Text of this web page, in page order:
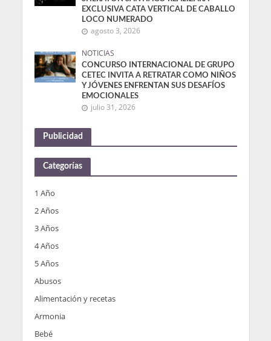
EXCLUSIVA CATA VERTICAL DE CABALLO
LOCO NUMERADO
agosto 3, 2026
NOTICIAS
CONCURSO INTERNACIONAL DE GRUPO
CETEC INVITA A RETRATAR COMO NIÑOS
Y JÓVENES ENFRENTAN SUS DESAFÍOS
EMOCIONALES
julio 31, 2026
Publicidad
Categorías
1 Año
2 Años
3 Años
4 Años
5 Años
Abusos
Alimentación y recetas
Armonia
Bebé